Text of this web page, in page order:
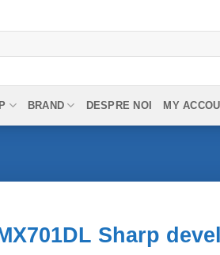
BRAND DESPRE NOI MY
Sharp